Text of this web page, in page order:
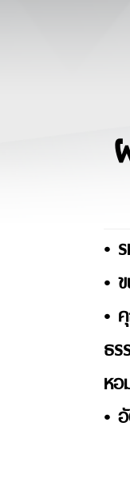
•
•
•
ธร
หอ
•